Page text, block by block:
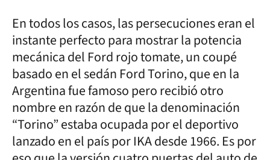
En todos los casos, las persecuciones eran el
instante perfecto para mostrar la potencia
mecánica del Ford rojo tomate, un coupé
basado en el sedán Ford Torino, que en la
Argentina fue famoso pero recibió otro
nombre en razón de que la denominación
“Torino” estaba ocupada por el deportivo
lanzado en el país por IKA desde 1966. Es por